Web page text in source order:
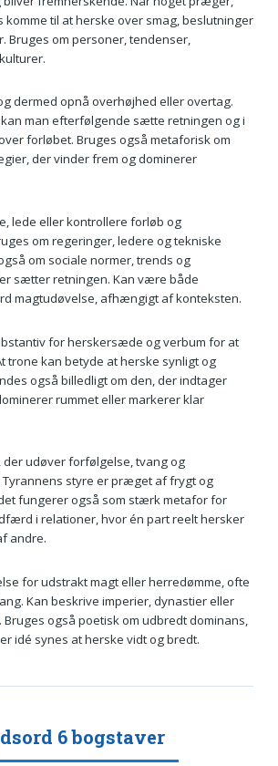
komme til at herske over smag, beslutninger
Bruges om personer, tendenser,
dermed opnå overhøjhed eller overtag.
man efterfølgende sætte retningen og i
forløbet. Bruges også metaforisk om
der vinder frem og dominerer
lede eller kontrollere forløb og
om regeringer, ledere og tekniske
om sociale normer, trends og
sætter retningen. Kan være både
magtudøvelse, afhængigt af konteksten.
for herskersæde og verbum for at
trone kan betyde at herske synligt og
også billedligt om den, der indtager
rummet eller markerer klar
der udøver forfølgelse, tvang og
styre er præget af frygt og
fungerer også som stærk metafor for
i relationer, hvor én part reelt hersker
andre.
for udstrakt magt eller herredømme, ofte
Kan beskrive imperier, dynastier eller
også poetisk om udbredt dominans,
idé synes at herske vidt og bredt.
6 bogstaver